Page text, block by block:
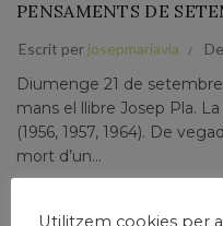
PENSAMENTS DE
Escrit per josepmariavia
Diumenge 21 de setembre
mans el llibre Josep Pla.
(1956, 1957, 1964). De
mort d’un...
Utilitzem cookies per